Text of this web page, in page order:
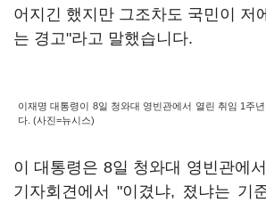
어지긴 했지만 그조차도 국민이 저
는 경고"라고 말했습니다.
이재명 대통령이 8일 청와대 영빈관에서 열린 취임 1주
다. (사진=뉴시스)
이 대통령은 8일 청와대 영빈관에
기자회견에서 "이겼냐, 졌냐는 기